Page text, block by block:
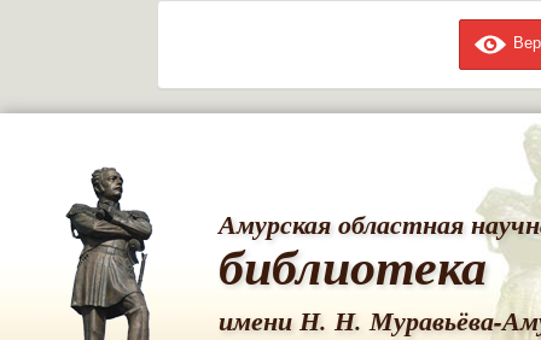
Амурская областная
библиотека
имени Н. Н. Муравьёва-